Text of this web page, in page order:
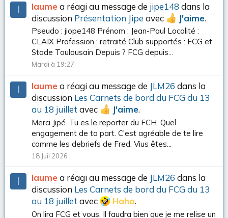
I Iaumea réagi au message de jipe148 dans la
discussion Présentation Jipe avec J'aime.
Pseudo : jiope148 Prénom : Jean-Paul Localité :
CLAIX Profession : retraité Club supportés : FCG et
Stade Toulousain Depuis ? FCG depuis...
Mardi à 19:27
I Iaumea réagi au message de JLM26 dans la
discussion Les Carnets de bord du FCG du 13
au 18 juillet avec J'aime.
Merci Jipé. Tu es le reporter du FCH. Quel
engagement de ta part. C'est agréable de te lire
comme les debriefs de Fred. Vius êtes...
18 Juil 2026
I Iaumea réagi au message de JLM26 dans la
discussion Les Carnets de bord du FCG du 13
au 18 juillet avec Haha.
On lira FCG et vous. Il faudra bien que je me relise un